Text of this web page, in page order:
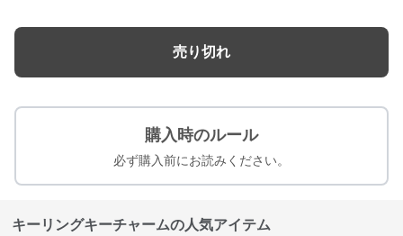
売り切れ
購入時のルール
必ず購入前にお読みください。
キーリングキーチャームの人気アイテム